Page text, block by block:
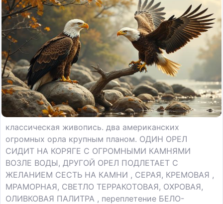
классическая живопись. два американских
огромных орла крупным планом. ОДИН ОРЕЛ
СИДИТ НА КОРЯГЕ С ОГРОМНЫМИ КАМНЯМИ
ВОЗЛЕ ВОДЫ, ДРУГОЙ ОРЕЛ ПОДЛЕТАЕТ С
ЖЕЛАНИЕМ СЕСТЬ НА КАМНИ , СЕРАЯ, КРЕМОВАЯ ,
МРАМОРНАЯ, СВЕТЛО ТЕРРАКОТОВАЯ, ОХРОВАЯ,
ОЛИВКОВАЯ ПАЛИТРА , переплетение БЕЛО-